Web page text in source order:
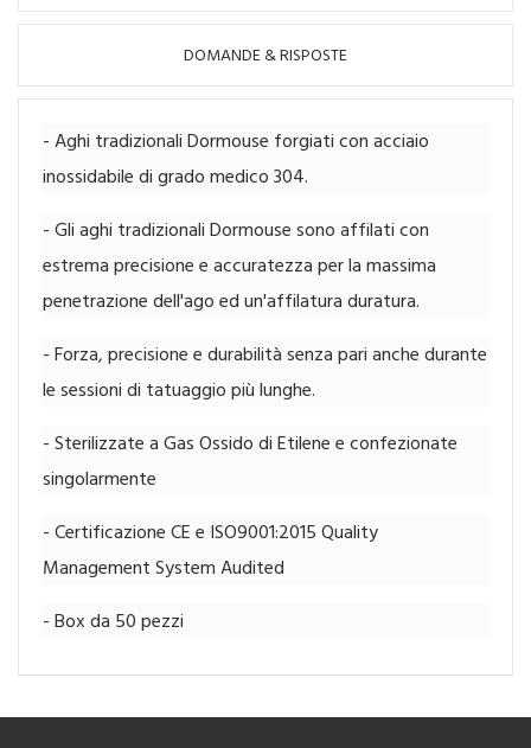
DOMANDE & RISPOSTE
- Aghi tradizionali Dormouse forgiati con acciaio
inossidabile di grado medico 304.
- Gli aghi tradizionali Dormouse sono affilati con
estrema precisione e accuratezza per la massima
penetrazione dell'ago ed un'affilatura duratura.
- Forza, precisione e durabilità senza pari anche durante
le sessioni di tatuaggio più lunghe.
- Sterilizzate a Gas Ossido di Etilene e confezionate
singolarmente
- Certificazione CE e ISO9001:2015 Quality
Management System Audited
- Box da 50 pezzi